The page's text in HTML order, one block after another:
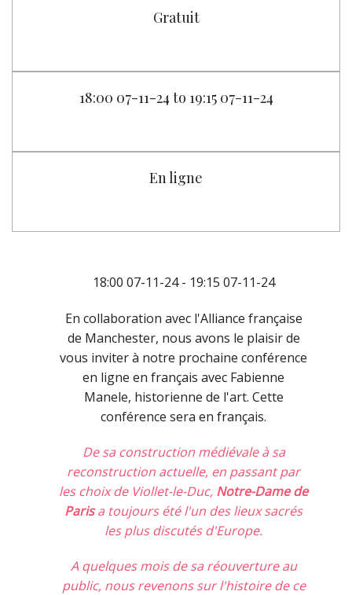
Gratuit
18:00 07-11-24 to 19:15 07-11-24
En ligne
18:00 07-11-24 - 19:15 07-11-24
En collaboration avec l'Alliance française
de Manchester, nous avons le plaisir de
vous inviter à notre prochaine conférence
en ligne en français avec Fabienne
Manele, historienne de l'art. Cette
conférence sera en français.
De sa construction médiévale à sa
reconstruction actuelle, en passant par
les choix de Viollet-le-Duc, Notre-Dame de
Parisa toujours été l'un des lieux sacrés
les plus discutés d'Europe.
A quelques mois de sa réouverture au
public, nous revenons sur l'histoire de ce